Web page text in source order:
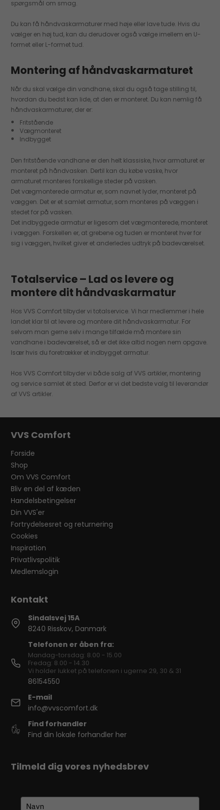
spørgsmål om smag.
Du kan få håndvaskarmaturer med høje eller lave tude. Hvis du
vælger en høj tud, kan du derudover også vælge imellem en U-
formet eller L-formet tud.
Montering af håndvaskarmaturet
Når du skal vælge din vandhane, skal du også tage stilling til,
hvordan du bedst kan lide, at den er monteret. Du kan nemlig få
håndvaskarmaturer, der er:
Fritstående
Vægmonteret
Indbygget
Den fritstående vandhane er den helt klassiske, hvor armaturet er
monteret på håndvasken. Dertil kan du købe vaske, hvor
armaturet monteres forskellige steder på vasken.
Det vægmonterede armatur er, som navnet lyder, monteret på
væggen. Det er et samlet armatur, som monteres på væggen i
stedet for på vasken.
Det indbyggede armatur er ligesom det vægmonterede, monteret
i væggen. Forskellen er, at grebene og tuden er monteret hver for
sig i væggen, hvilket giver et anderledes udtryk på badeværelset.
Totalservice – Lad os levere og
montere dit håndvaskarmatur
Hos VVS Comfort tilbyder vi totalservice. Vi har medlemmer i hele
landet klar til at levere og montere dit håndvaskarmatur. For
selvom man gerne selv i mange tilfælde må montere sin
vandhane i badeværelset, så er det ikke altid nogen nem opgave.
Især hvis du foretrækker et indbygget armatur.
Hos VVS Comfort tilbyder vi både salg af VVS artikler, montering
og service samlet ét sted. Derfor er vi det bedste valg til leverandør
af VVS artikler.
VVS Comfort
Forside
Shop
Om VVS Comfort
Bliv en del af kæden
Handelsbetingelser
Din VVS'er
Fortrydelsesret og returnering
Cookies
Inspiration
Privatlivspolitik
Medlemslogin
Sindalsvej 15A
8240 Risskov, Danmark
Telefonen er åben fra:
Mandag-torsdag: 8.00 - 15.00
Fredag: 8.00 - 14.30
Vi holder lukket på telefonen i ugerne 29, 30 & 31
86154550
E-mail
info@vvscomfort.dk
Find forhandler
Find din lokale forhandler her
Tilmeld dig vores nyhedsbrev